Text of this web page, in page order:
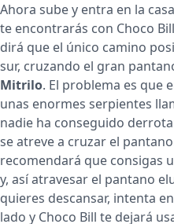
Ahora sube y entra en la
te encontrarás con Choco
dirá que el único camino
sur, cruzando el gran
Mitrilo. El problema es que
unas enormes serpientes
nadie ha conseguido
se atreve a cruzar el
recomendará que consigas
y, así atravesar el pantano
quieres descansar, intenta
lado y Choco Bill te dejará